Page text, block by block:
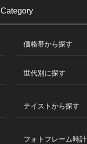
Category
価格帯から探す
世代別に探す
テイストから探す
フォトフレーム時計